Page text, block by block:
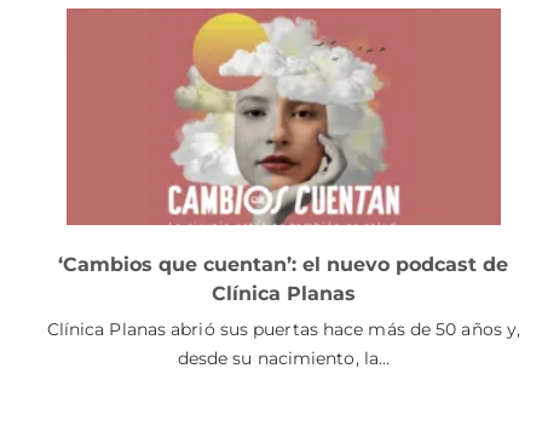
‘Cambios que cuentan’: el nuevo podcast de
Clínica Planas
Clínica Planas abrió sus puertas hace más de 50 años y,
desde su nacimiento, la…